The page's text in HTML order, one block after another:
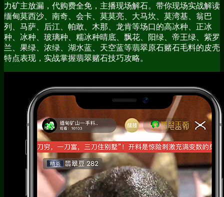
力矿主放漏，代购费全免，主播现场解石。带你现场实战解读
缅甸莫西沙、南奇、会卡、莫莫亮、大马坎、莫湾基、翁巴
列、马萨、后江、帕敢、木那、龙肯等场口的高冰种、正冰
种、冰种、玻璃种、糯冰种晴底、飘花、阳绿、帝王绿、紫罗
兰、果绿、浓绿、湖水蓝、天空蓝等翡翠原石赌石毛料的皮壳
特点表现，实战掌握翡翠赌石技巧攻略。